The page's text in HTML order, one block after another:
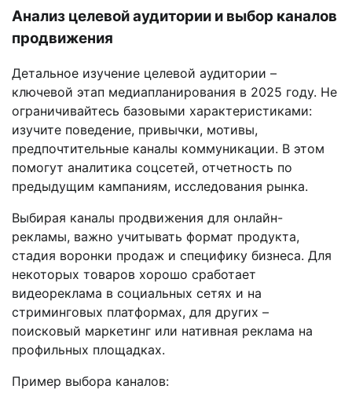
Анализ целевой аудитории и выбор каналов
продвижения
Детальное изучение целевой аудитории –
ключевой этап медиапланирования в 2025 году. Не
ограничивайтесь базовыми характеристиками:
изучите поведение, привычки, мотивы,
предпочтительные каналы коммуникации. В этом
помогут аналитика соцсетей, отчетность по
предыдущим кампаниям, исследования рынка.
Выбирая каналы продвижения для онлайн-
рекламы, важно учитывать формат продукта,
стадия воронки продаж и специфику бизнеса. Для
некоторых товаров хорошо сработает
видеореклама в социальных сетях и на
стриминговых платформах, для других –
поисковый маркетинг или нативная реклама на
профильных площадках.
Пример выбора каналов: